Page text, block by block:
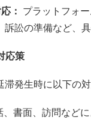
：
プラットフォ
訟の準備など、
応策
発生時に以下の
、書面、訪問など